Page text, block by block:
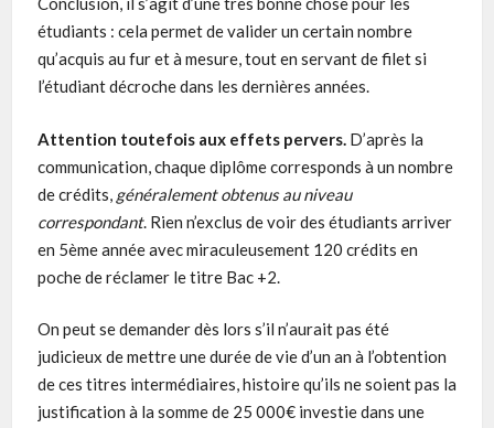
étudiants : cela permet de valider un certain nombre
qu’acquis au fur et à mesure, tout en servant de filet si
l’étudiant décroche dans les dernières années.
Attention toutefois aux effets pervers.D’après la
communication, chaque diplôme corresponds à un nombre
de crédits, généralement obtenus au niveau
correspondant. Rien n’exclus de voir des étudiants arriver
en 5ème année avec miraculeusement 120 crédits en
poche de réclamer le titre Bac +2.
On peut se demander dès lors s’il n’aurait pas été
judicieux de mettre une durée de vie d’un an à l’obtention
de ces titres intermédiaires, histoire qu’ils ne soient pas la
justification à la somme de 25 000€ investie dans une